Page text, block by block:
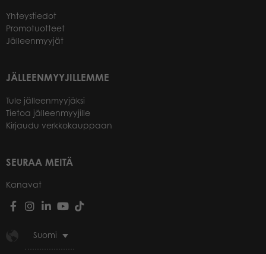
Yhteystiedot
Promotuotteet
Jälleenmyyjät
JÄLLEENMYYJILLEMME
Tule jälleenmyyjäksi
Tietoa jälleenmyyjille
Kirjaudu verkkokauppaan
SEURAA MEITÄ
Kanavat
Suomi